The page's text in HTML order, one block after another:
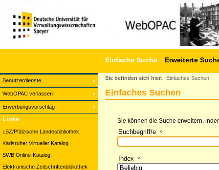
Benutzerdienste
WebOPAC verlassen
Erwerbungsvorschlag
Einfache Suche Erweiterte
Links
LBZ/Pfälzische Landesbibliothek
Karlsruher Virtueller Katalog
SWB Online-Katalog
Elektronische Zeitschriftenbibliothek
Sie befinden sich hier: Einfaches Suchen
Einfaches Suchen
Sie können die Suche erweitern,
Suchbegriff/e
Index